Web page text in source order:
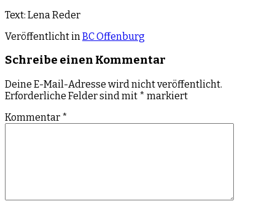
Text: Lena Reder
Veröffentlicht in BC Offenburg
Schreibe einen Kommentar
Deine E-Mail-Adresse wird nicht veröffentlicht.
Erforderliche Felder sind mit * markiert
Kommentar *